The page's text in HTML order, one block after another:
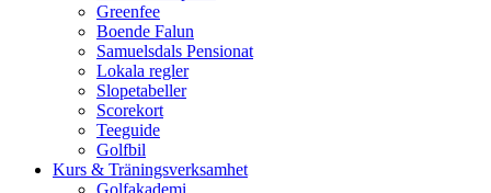
Greenfee
Boende Falun
Samuelsdals Pensionat
Lokala regler
Slopetabeller
Scorekort
Teeguide
Golfbil
Kurs & Träningsverksamhet